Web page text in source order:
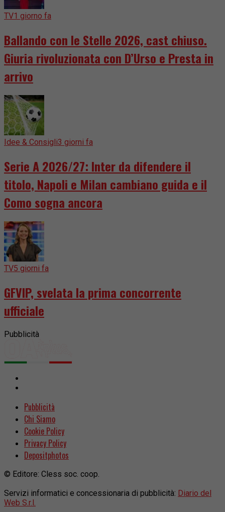
TV1 giorno fa
Ballando con le Stelle 2026, cast chiuso.
Giuria rivoluzionata con D’Urso e Presta in
arrivo
Idee & Consigli3 giorni fa
Serie A 2026/27: Inter da difendere il
titolo, Napoli e Milan cambiano guida e il
Como sogna ancora
TV5 giorni fa
GFVIP, svelata la prima concorrente
ufficiale
Pubblicità
Pubblicità
Chi Siamo
Cookie Policy
Privacy Policy
Depositphotos
© Editore: Cless soc. coop.
Servizi informatici e concessionaria di pubblicità: Diario del
Web S.r.l.